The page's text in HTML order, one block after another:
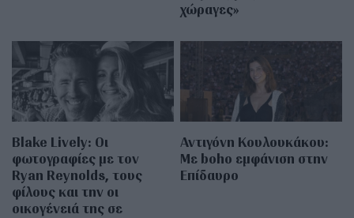
χώραγες»
Blake Lively: Οι
φωτογραφίες με τον
Ryan Reynolds, τους
φίλους και την οι
οικογένειά της σε
Αντιγόνη Κουλουκάκου:
Με boho εμφάνιση στην
Επίδαυρο